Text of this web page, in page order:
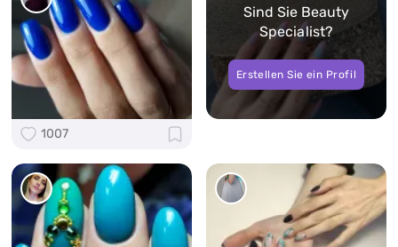
1007
Sind Sie Beauty
Specialist?
Erstellen Sie ein Profil